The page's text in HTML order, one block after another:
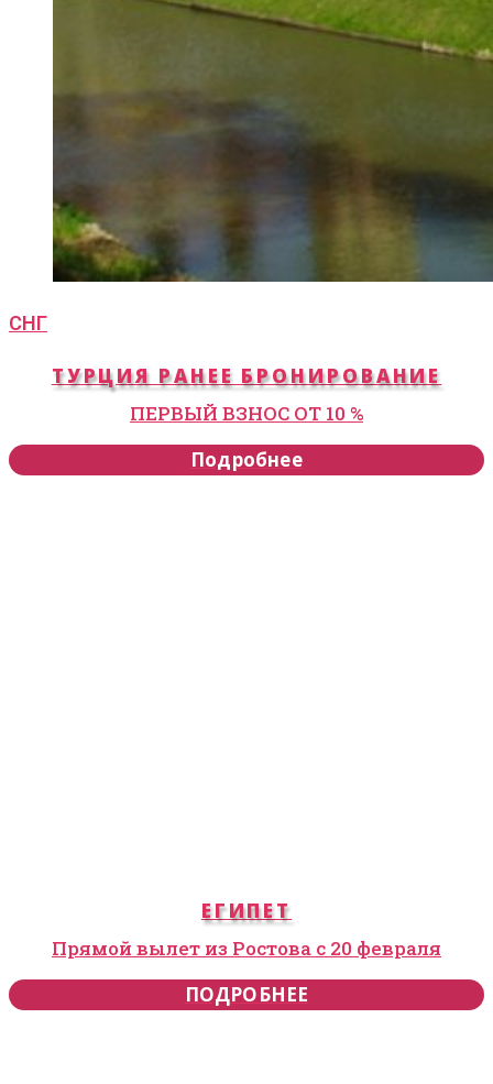
СНГ
ТУРЦИЯ РАНЕЕ БРОНИРОВАНИЕ
ПЕРВЫЙ ВЗНОС ОТ 10 %
Подробнее
ЕГИПЕТ
Прямой вылет из Ростова с 20 февраля
ПОДРОБНЕЕ